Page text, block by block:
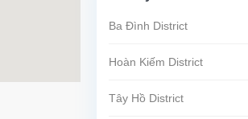
Ba Đình District
Hoàn Kiếm District
Tây Hồ District